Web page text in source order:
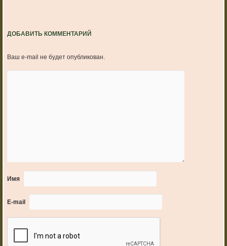
ДОБАВИТЬ КОММЕНТАРИЙ
Ваш e-mail не будет опубликован.
Имя
E-mail